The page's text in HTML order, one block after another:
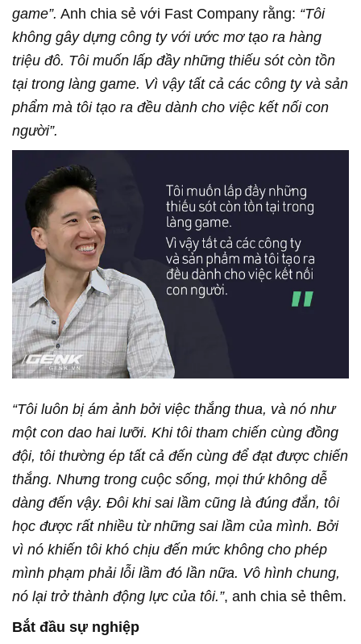
game”. Anh chia sẻ với Fast Company rằng: “Tôi
không gây dựng công ty với ước mơ tạo ra hàng
triệu đô. Tôi muốn lấp đầy những thiếu sót còn tồn
tại trong làng game. Vì vậy tất cả các công ty và sản
phẩm mà tôi tạo ra đều dành cho việc kết nối con
người”.
“Tôi luôn bị ám ảnh bởi việc thắng thua, và nó như
một con dao hai lưỡi. Khi tôi tham chiến cùng đồng
đội, tôi thường ép tất cả đến cùng để đạt được chiến
thắng. Nhưng trong cuộc sống, mọi thứ không dễ
dàng đến vậy. Đôi khi sai lầm cũng là đúng đắn, tôi
học được rất nhiều từ những sai lầm của mình. Bởi
vì nó khiến tôi khó chịu đến mức không cho phép
mình phạm phải lỗi lầm đó lần nữa. Vô hình chung,
nó lại trở thành động lực của tôi.”, anh chia sẻ thêm.
Bắt đầu sự nghiệp